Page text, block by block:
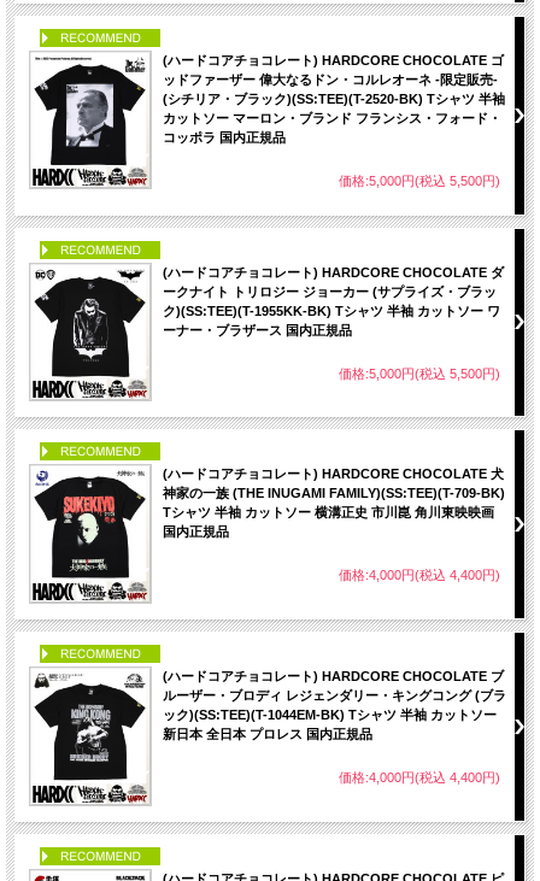
(ハードコアチョコレート) HARDCORE CHOCOLATE ゴ
ッドファーザー 偉大なるドン・コルレオーネ -限定販売-
(シチリア・ブラック)(SS:TEE)(T-2520-BK) Tシャツ 半袖
カットソー マーロン・ブランド フランシス・フォード・
コッポラ 国内正規品
価格:5,000円(税込 5,500円)
(ハードコアチョコレート) HARDCORE CHOCOLATE ダ
ークナイト トリロジー ジョーカー (サプライズ・ブラッ
ク)(SS:TEE)(T-1955KK-BK) Tシャツ 半袖 カットソー ワ
ーナー・ブラザース 国内正規品
価格:5,000円(税込 5,500円)
(ハードコアチョコレート) HARDCORE CHOCOLATE 犬
神家の一族 (THE INUGAMI FAMILY)(SS:TEE)(T-709-BK)
Tシャツ 半袖 カットソー 横溝正史 市川崑 角川東映映画
国内正規品
価格:4,000円(税込 4,400円)
(ハードコアチョコレート) HARDCORE CHOCOLATE ブ
ルーザー・ブロディ レジェンダリー・キングコング (ブラ
ック)(SS:TEE)(T-1044EM-BK) Tシャツ 半袖 カットソー
新日本 全日本 プロレス 国内正規品
価格:4,000円(税込 4,400円)